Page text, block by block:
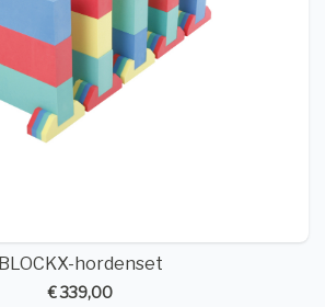
BLOCKX-hordenset
€ 339,00